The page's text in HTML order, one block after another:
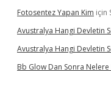
Fotosentez Yapan Kim için
Avustralya Hangi Devletin
Avustralya Hangi Devletin
Bb Glow Dan Sonra